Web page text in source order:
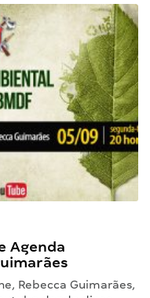
Agenda
Rebecca Guimarães,